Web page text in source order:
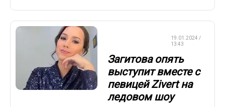
19.01.2024 /
13:43
Загитова опять
выступит вместе с
певицей Zivert на
ледовом шоу